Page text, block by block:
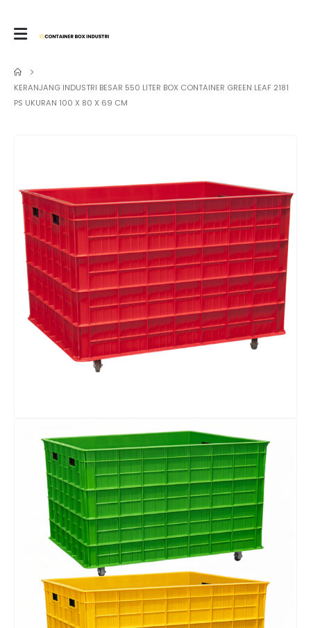
KERANJANG INDUSTRI BESAR 550 LITER BOX CONTAINER GREEN LEAF 2181
PS UKURAN 100 X 80 X 69 CM